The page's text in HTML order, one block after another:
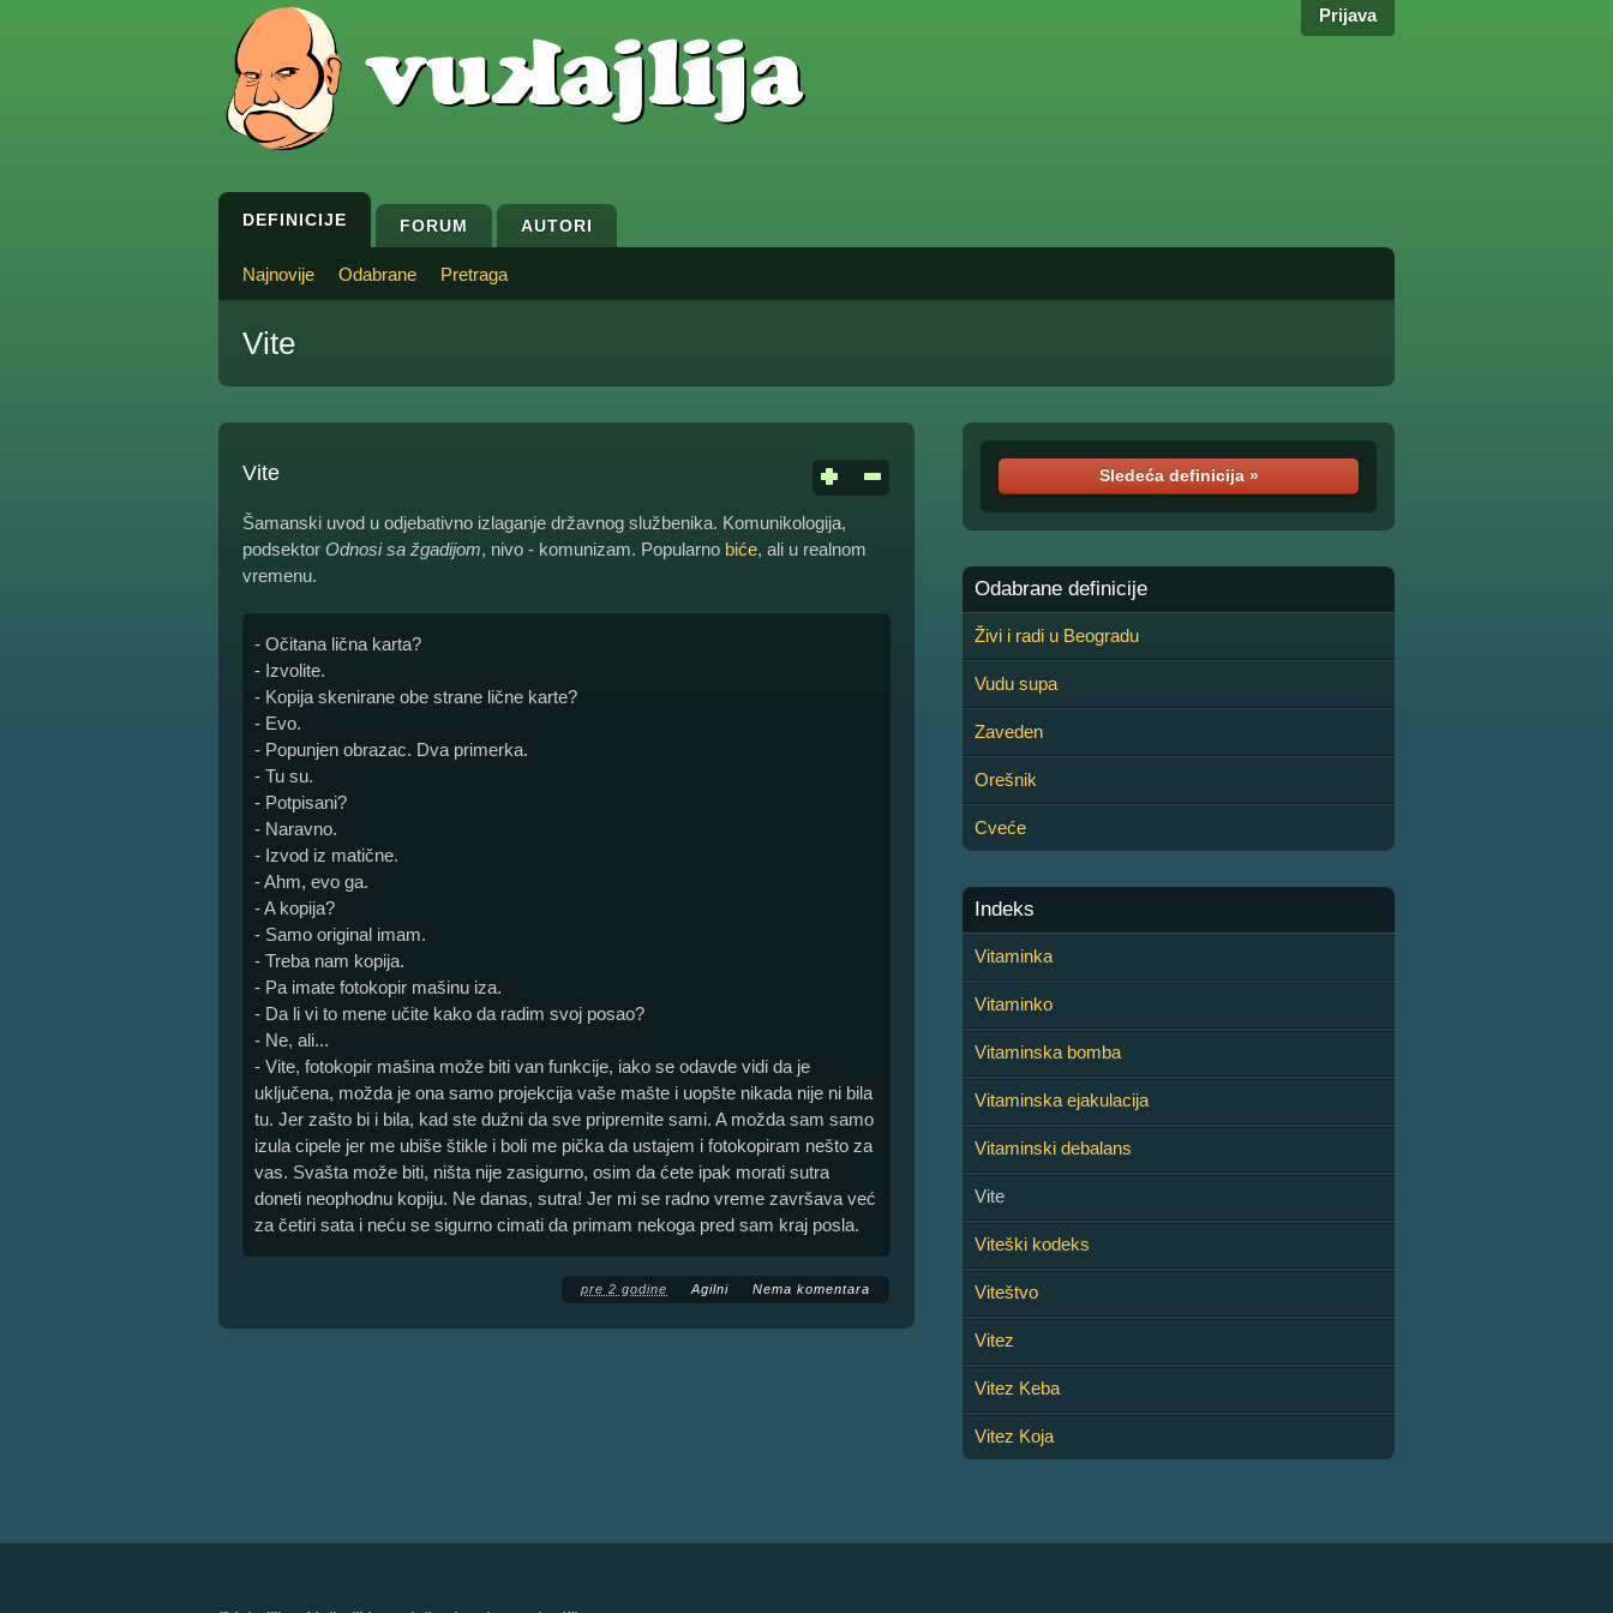
Prijava
DEFINICIJE FORUM AUTORI
Najnovije Odabrane Pretraga
Vite
Vite
Šamanski uvod u odjebativno izlaganje državnog službenika. Komunikologija,
podsektor Odnosi sa žgadijom, nivo - komunizam. Popularno biće, ali u realnom
vremenu.
- Očitana lična karta?
- Izvolite.
- Kopija skenirane obe strane lične karte?
- Evo.
- Popunjen obrazac. Dva primerka.
- Tu su.
- Potpisani?
- Naravno.
- Izvod iz matične.
- Ahm, evo ga.
- A kopija?
- Samo original imam.
- Treba nam kopija.
- Pa imate fotokopir mašinu iza.
- Da li vi to mene učite kako da radim svoj posao?
- Ne, ali...
- Vite, fotokopir mašina može biti van funkcije, iako se odavde vidi da je
uključena, možda je ona samo projekcija vaše mašte i uopšte nikada nije ni bila
tu. Jer zašto bi i bila, kad ste dužni da sve pripremite sami. A možda sam samo
izula cipele jer me ubiše štikle i boli me pička da ustajem i fotokopiram nešto za
vas. Svašta može biti, ništa nije zasigurno, osim da ćete ipak morati sutra
doneti neophodnu kopiju. Ne danas, sutra! Jer mi se radno vreme završava već
za četiri sata i neću se sigurno cimati da primam nekoga pred sam kraj posla.
pre 2 godine Agilni Nema komentara
Sledeća definicija »
Odabrane definicije
Živi i radi u Beogradu
Vudu supa
Zaveden
Orešnik
Cveće
Indeks
Vitaminka
Vitaminko
Vitaminska bomba
Vitaminska ejakulacija
Vitaminski debalans
Vite
Viteški kodeks
Viteštvo
Vitez
Vitez Keba
Vitez Koja